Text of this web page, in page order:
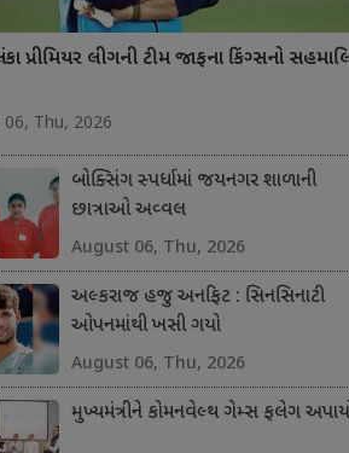
પ્રીમિયર લીગની ટીમ જાફના કિંગ્સનો
Thu, 2026
બોક્સિંગ સ્પર્ધામાં જયનગર શાળાની
છાત્રાઓ અવ્વલ
August 06, Thu, 2026
અલ્કરાજ હજુ અનફિટ : સિનસિનાટી
ઓપનમાંથી ખસી ગયો
August 06, Thu, 2026
મુખ્યમંત્રીને કોમનવેલ્થ ગેમ્સ ફલેગ